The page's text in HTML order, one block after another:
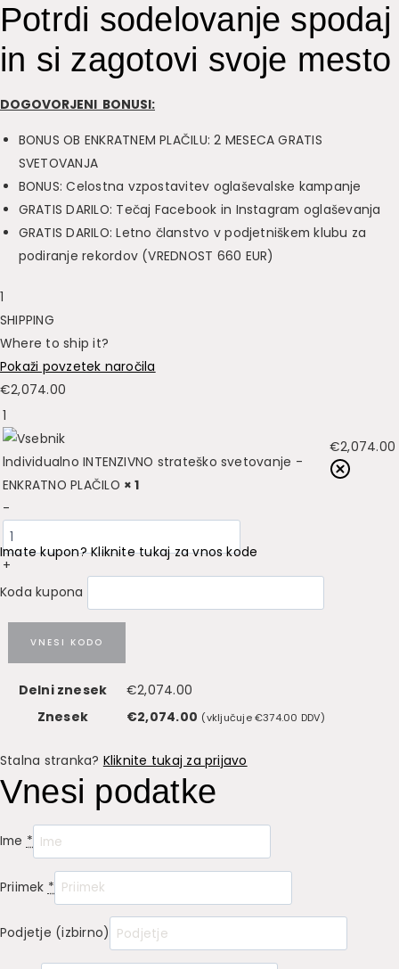
Potrdi sodelovanje spodaj
in si zagotovi svoje mesto
DOGOVORJENI BONUSI:
BONUS OB ENKRATNEM PLAČILU: 2 MESECA GRATIS
SVETOVANJA
BONUS: Celostna vzpostavitev oglaševalske kampanje
GRATIS DARILO: Tečaj Facebook in Instagram oglaševanja
GRATIS DARILO: Letno članstvo v podjetniškem klubu za
podiranje rekordov (VREDNOST 660 EUR)
1
SHIPPING
Where to ship it?
Pokaži povzetek naročila
€2,074.00
1
lndividualno INTENZIVNO strateško svetovanje -
ENKRATNO PLAČILO × 1
-
+
€2,074.00
Imate kupon? Kliknite tukaj za vnos kode
Koda kupona
VNESI KODO
Delni znesek €2,074.00
Znesek
€2,074.00 (vključuje€374.00 DDV)
Stalna stranka? Kliknite tukaj za prijavo
Vnesi podatke
Ime *
Priimek *
Podjetje (izbirno)